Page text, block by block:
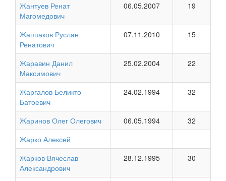
Жантуев Ренат
Магомедович
06.05.2007 19
Жаппаков Руслан
Ренатович
07.11.2010 15
Жаравин Данил
Максимович
25.02.2004 22
Жаргалов Беликто
Батоевич
24.02.1994 32
Жаринов Олег Олегович 06.05.1994
32
Жарко Алексей
Жарков Вячеслав
Александрович
28.12.1995 30